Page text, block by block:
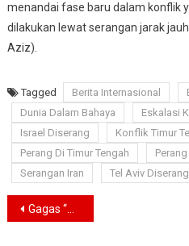
menandai fase baru dalam konflik
dilakukan lewat serangan jarak
Aziz).
Tagged Berita Internasional
Dunia Dalam Bahaya
Eskalasi
Israel Diserang
Konflik Timur
Perang Di Timur Tengah
Serangan Iran
Tel Aviv Diserang
Navigasi
Gagas “Rapat Kerja Keluarga”, Anies Dorong Peran Orang Tua dalam Pendidikan Anak